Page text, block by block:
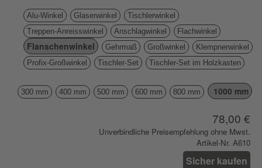
Alu-Winkel Glaserwinkel
Tischlerwinkel
Treppen-Anreisswinkel
Anschlagwinkel Flachwinkel
Flanschenwinkel Gehrmaß Großwinkel
Klempnerwinkel
Profix-Großwinkel
Tischler-Set Tischler-Set im Holzkasten
300 mm 400 mm 500 mm 600 mm 800 mm 1000 mm
78,00 €
Unverbindliche Preisempfehlung ohne Mwst.
Artikel-Nr. A610
Sicher kaufen